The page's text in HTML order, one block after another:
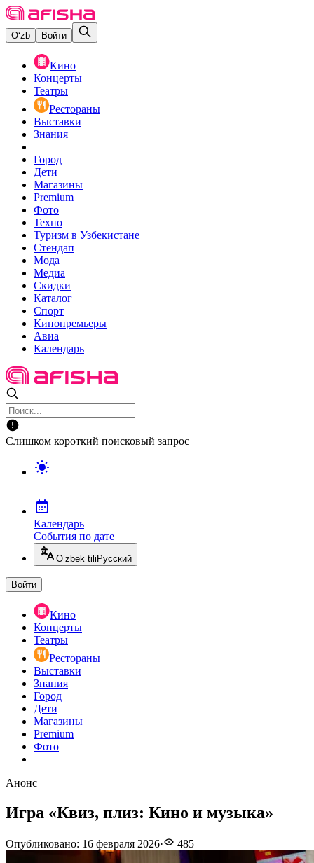
O‘zb Войти
Кино
Концерты
Театры
Рестораны
Выставки
Знания
Город
Дети
Магазины
Premium
Фото
Техно
Туризм в Узбекистане
Стендап
Мода
Медиа
Скидки
Каталог
Спорт
Кинопремьеры
Авиа
Календарь
Слишком короткий поисковый запрос
Календарь
События по дате
O’zbek tili Русский
Войти
Кино
Концерты
Театры
Рестораны
Выставки
Знания
Город
Дети
Магазины
Premium
Фото
Анонс
Игра «Квиз, плиз: Кино и музыка»
Опубликовано: 16 февраля 2026· 485